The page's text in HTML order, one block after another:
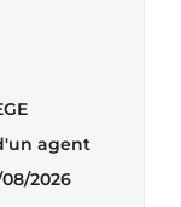
agent
08/2026